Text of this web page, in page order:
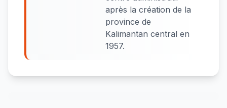
après la création de la
province de
Kalimantan central en
1957.